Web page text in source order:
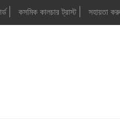
কসমিক কালচার ট্রাস্ট সহায়তা